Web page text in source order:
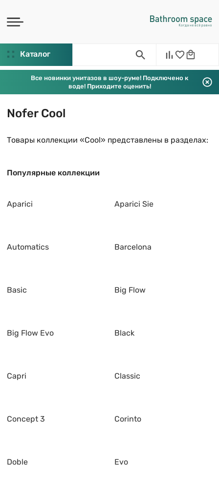
Каталог
Все новинки унитазов в шоу-руме! Подключено к
воде! Приходите оценить!
Nofer Cool
Товары коллекции «Cool» представлены в разделах:
Популярные коллекции
Aparici Aparici Sie
Automatics Barcelona
Basic Big Flow
Big Flow Evo Black
Capri Classic
Concept 3 Corinto
Doble Evo